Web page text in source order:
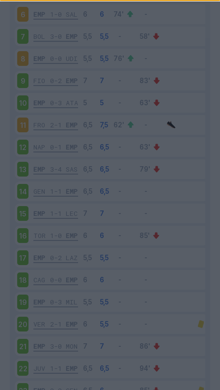
6 EMP 1-0 SAL
7 BOL 3-0 EMP
8 EMP 0-0 UDI
9 FIO 0-2 EMP
10 EMP 0-3 ATA
11 FRO 2-1 EMP
12 NAP 0-1 EMP
13 EMP 3-4 SAS
14 GEN 1-1 EMP
15 EMP 1-1 LEC
16 TOR 1-0 EMP
17 EMP 0-2 LAZ
18 CAG 0-0 EMP
19 EMP 0-3 MIL
20 VER 2-1 EMP
21 EMP 3-0 MON
22 JUV 1-1 EMP